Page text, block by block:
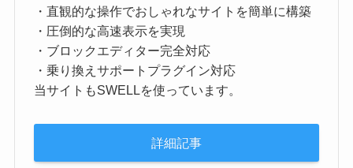
・直観的な操作でおしゃれなサイトを簡単に構築
・圧倒的な高速表示を実現
・ブロックエディター完全対応
・乗り換えサポートプラグイン対応
当サイトもSWELLを使っています。
詳細記事